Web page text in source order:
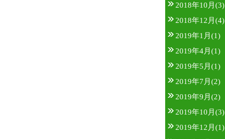
2018年10月(3)
2018年12月(4)
2019年1月(1)
2019年4月(1)
2019年5月(1)
2019年7月(2)
2019年9月(2)
2019年10月(3)
2019年12月(1)